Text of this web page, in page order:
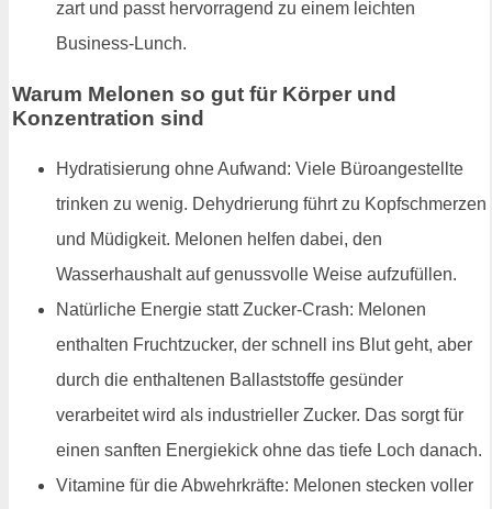
zart und passt hervorragend zu einem leichten
Business-Lunch.
Warum Melonen so gut für Körper und
Konzentration sind
Hydratisierung ohne Aufwand: Viele Büroangestellte
trinken zu wenig. Dehydrierung führt zu Kopfschmerzen
und Müdigkeit. Melonen helfen dabei, den
Wasserhaushalt auf genussvolle Weise aufzufüllen.
Natürliche Energie statt Zucker-Crash: Melonen
enthalten Fruchtzucker, der schnell ins Blut geht, aber
durch die enthaltenen Ballaststoffe gesünder
verarbeitet wird als industrieller Zucker. Das sorgt für
einen sanften Energiekick ohne das tiefe Loch danach.
Vitamine für die Abwehrkräfte: Melonen stecken voller